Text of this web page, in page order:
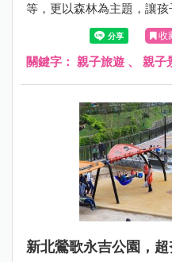
等，更以森林為主題，讓孩
收
關鍵字： 親子旅遊 、 親子
新北鶯歌永吉公園，